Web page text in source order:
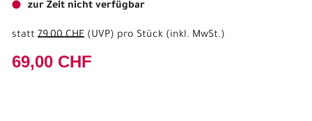
zur Zeit nicht verfügbar
statt 79,00 CHF (UVP) pro Stück (inkl. MwSt.)
69,00 CHF